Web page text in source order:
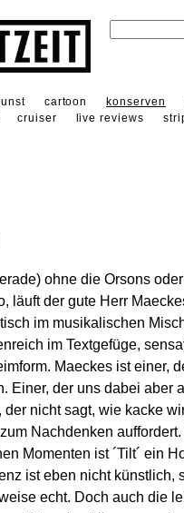
cartoon konserven
cruiser live reviews
ohne die Orsons
läuft der gute Herr
im musikalischen
im Textgefüge,
Maeckes ist einer,
Einer, der uns dabei aber
der nicht sagt, wie kacke
Nachdenken
Momenten ist ´Tilt´ ein
ist eben nicht künstlich,
echt. Doch auch die